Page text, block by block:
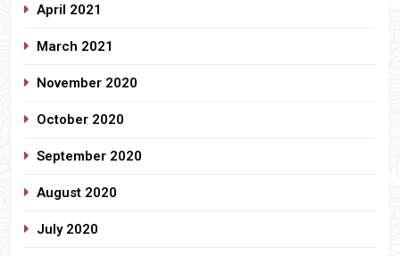
April 2021
March 2021
November 2020
October 2020
September 2020
August 2020
July 2020